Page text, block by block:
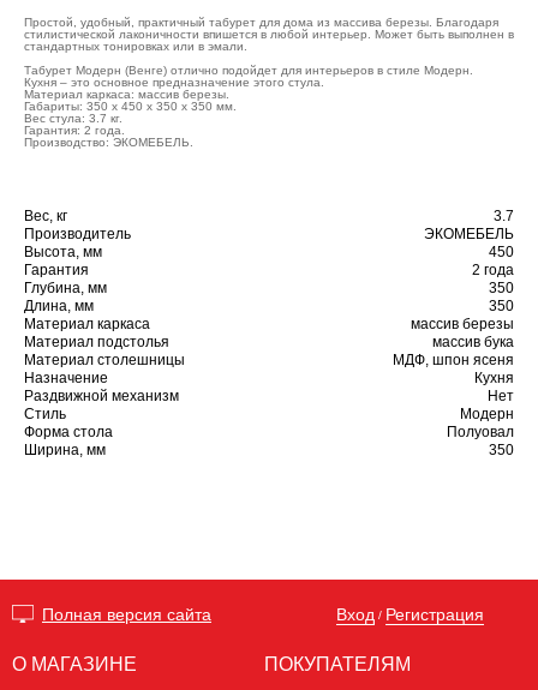
Простой, удобный, практичный табурет для дома из массива березы. Благодаря
стилистической лаконичности впишется в любой интерьер. Может быть выполнен в
стандартных тонировках или в эмали.
Табурет Модерн (Венге) отлично подойдет для интерьеров в стиле Модерн.
Кухня – это основное предназначение этого стула.
Материал каркаса: массив березы.
Габариты: 350 x 450 x 350 x 350 мм.
Вес стула: 3.7 кг.
Гарантия: 2 года.
Производство: ЭКОМЕБЕЛЬ.
Вес, кг
3.7
Производитель
ЭКОМЕБЕЛЬ
Высота, мм
450
Гарантия
2 года
Глубина, мм
350
Длина, мм
350
Материал каркаса
массив березы
Материал подстолья
массив бука
Материал столешницы
МДФ, шпон ясеня
Назначение
Кухня
Раздвижной механизм
Нет
Стиль
Модерн
Форма стола
Полуовал
Ширина, мм
350
Полная версия сайта Вход / Регистрация
О МАГАЗИНЕ ПОКУПАТЕЛЯМ